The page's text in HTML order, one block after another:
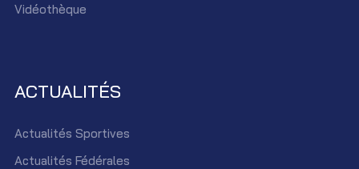
Vidéothèque
ACTUALITÉS
Actualités Sportives
Actualités Fédérales